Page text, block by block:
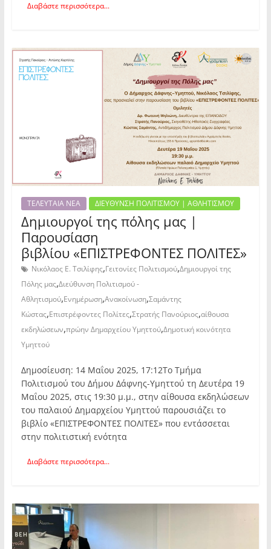
Διαβάστε περισσότερα...
ΤΕΛΕΥΤΑΙΑ ΝΕΑ ΔΙΕΥΘΥΝΣΗ ΠΟΛΙΤΙΣΜΟΥ | ΑΘΛΗΤΙΣΜΟΥ
Δημιουργοί της πόλης μας |
Παρουσίαση
βιβλίου «ΕΠΙΣΤΡΕΦΟΝΤΕΣ ΠΟΛΙΤΕΣ»
Νικόλαος Ε. Τσιλίφης,Γειτονίες Πολιτισμού,Δημιουργοί της
Πόλης μας,Διεύθυνση Πολιτισμού -
Αθλητισμού,Ενημέρωση,Ανακοίνωση,Σαμάντης
Κώστας,Επιστρέφοντες Πολίτες,Στρατής Πανούριος,αίθουσα
εκδηλώσεων,πρώην Δημαρχείου Υμηττού,Δημοτική κοινότητα
Υμηττού
Δημοσίευση: 14 Μαΐου 2025, 17:12Το Τμήμα
Πολιτισμού του Δήμου Δάφνης-Υμηττού τη Δευτέρα 19
Μαΐου 2025, στις 19:30 μ.μ., στην αίθουσα εκδηλώσεων
του παλαιού Δημαρχείου Υμηττού παρουσιάζει το
βιβλίο «ΕΠΙΣΤΡΕΦΟΝΤΕΣ ΠΟΛΙΤΕΣ» που εντάσσεται
στην πολιτιστική ενότητα
Διαβάστε περισσότερα...